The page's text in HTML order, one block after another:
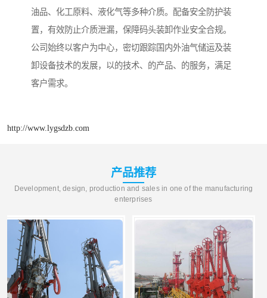
油品、化工原料、液化气等多种介质。配备安全防护装
置，有效防止介质泄漏，保障码头装卸作业安全合规。
公司始终以客户为中心，密切跟踪国内外油气储运及装
卸设备技术的发展，以的技术、的产品、的服务，满足
客户需求。
http://www.lygsdzb.com
产品推荐
Development, design, production and sales in one of the manufacturing
enterprises